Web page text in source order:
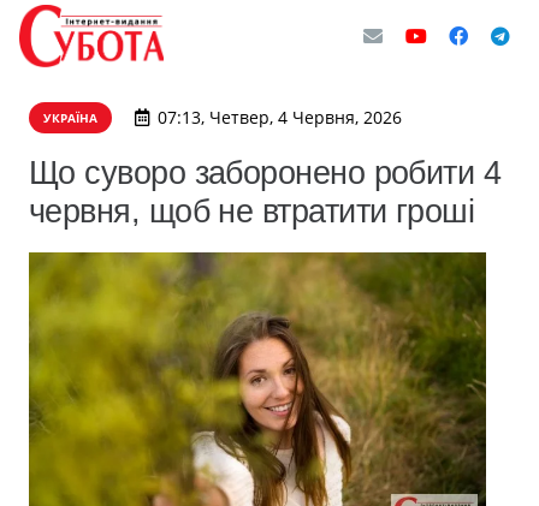
УКРАЇНА 07:13, Четвер, 4 Червня, 2026
Що суворо заборонено робити 4
червня, щоб не втратити гроші